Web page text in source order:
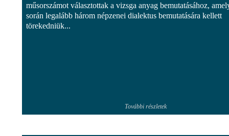
műsorszámot választottak a vizsga anyag bemutatásához,
során legalább három népzenei dialektus bemutatására kellett
törekedniük...
További részletek